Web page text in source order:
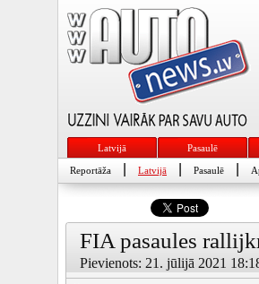
Latvijā Pasaulē
Reportāža
Latvijā Pasaulē
FIA pasaules
Pievienots: 21. jūlijā 2021